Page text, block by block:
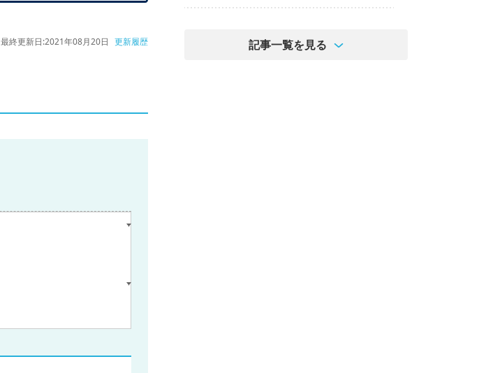
最終更新日:2021年08月20日 更新履歴 記事一覧を見る